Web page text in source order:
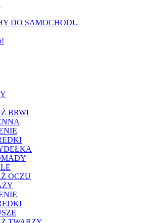
DO SAMOCHODU
BRWI
OCZU